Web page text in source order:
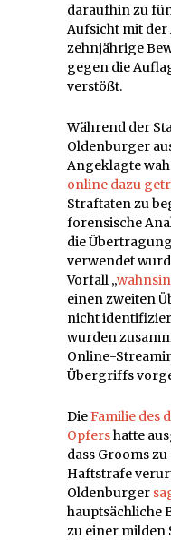
daraufhin zu
Aufsicht mit der
zehnjährige
gegen die
verstößt.
Während der
Oldenburger
Angeklagte
online dazu
Straftaten zu
forensische
die
verwendet
Vorfall „
einen zweiten
nicht
wurden
Online-
Übergriffs
DieFamilie des
Opfershatte
dass Grooms
Haftstrafe
Oldenburger
hauptsächliche
zu einer milden